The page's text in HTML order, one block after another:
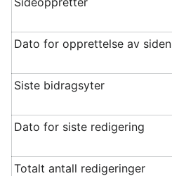
Dato for opprettelse av siden
Siste bidragsyter
Dato for siste redigering
Totalt antall redigeringer